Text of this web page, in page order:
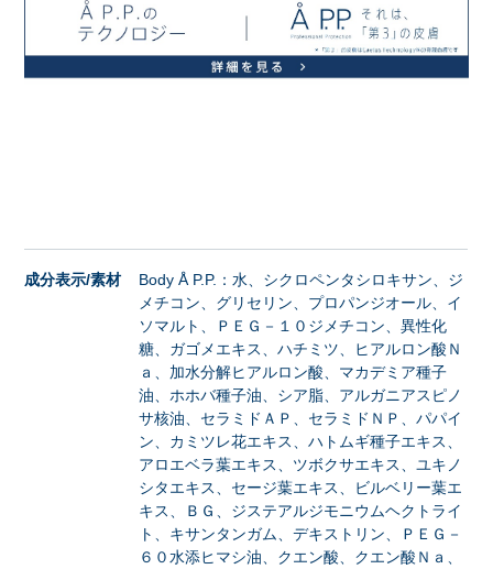
成分表示/素材
Body Å P.P.：水、シクロペンタシロキサン、ジ
メチコン、グリセリン、プロパンジオール、イ
ソマルト、ＰＥＧ－１０ジメチコン、異性化
糖、ガゴメエキス、ハチミツ、ヒアルロン酸Ｎ
ａ、加水分解ヒアルロン酸、マカデミア種子
油、ホホバ種子油、シア脂、アルガニアスピノ
サ核油、セラミドＡＰ、セラミドＮＰ、パパイ
ン、カミツレ花エキス、ハトムギ種子エキス、
アロエベラ葉エキス、ツボクサエキス、ユキノ
シタエキス、セージ葉エキス、ビルベリー葉エ
キス、ＢＧ、ジステアルジモニウムヘクトライ
ト、キサンタンガム、デキストリン、ＰＥＧ－
６０水添ヒマシ油、クエン酸、クエン酸Ｎａ、